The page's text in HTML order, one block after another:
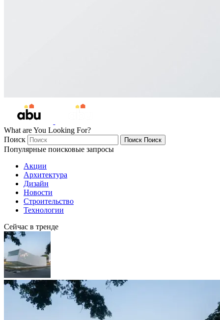
What are You Looking For?
Поиск
Поиск Поиск
Популярные поисковые запросы
Акции
Архитектура
Дизайн
Новости
Строительство
Технологии
Сейчас в тренде